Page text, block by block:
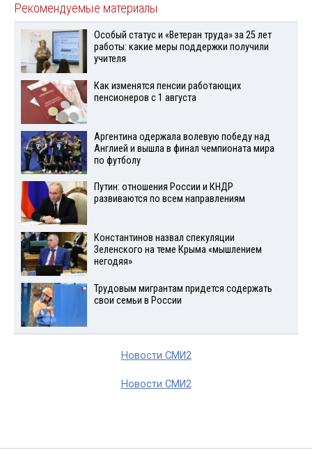
Рекомендуемые материалы
Особый статус и «Ветеран труда» за 25 лет
работы: какие меры поддержки получили
учителя
Как изменятся пенсии работающих
пенсионеров с 1 августа
Аргентина одержала волевую победу над
Англией и вышла в финал чемпионата мира
по футболу
Путин: отношения России и КНДР
развиваются по всем направлениям
Константинов назвал спекуляции
Зеленского на теме Крыма «мышлением
негодяя»
Трудовым мигрантам придется содержать
свои семьи в России
Новости СМИ2
Новости СМИ2